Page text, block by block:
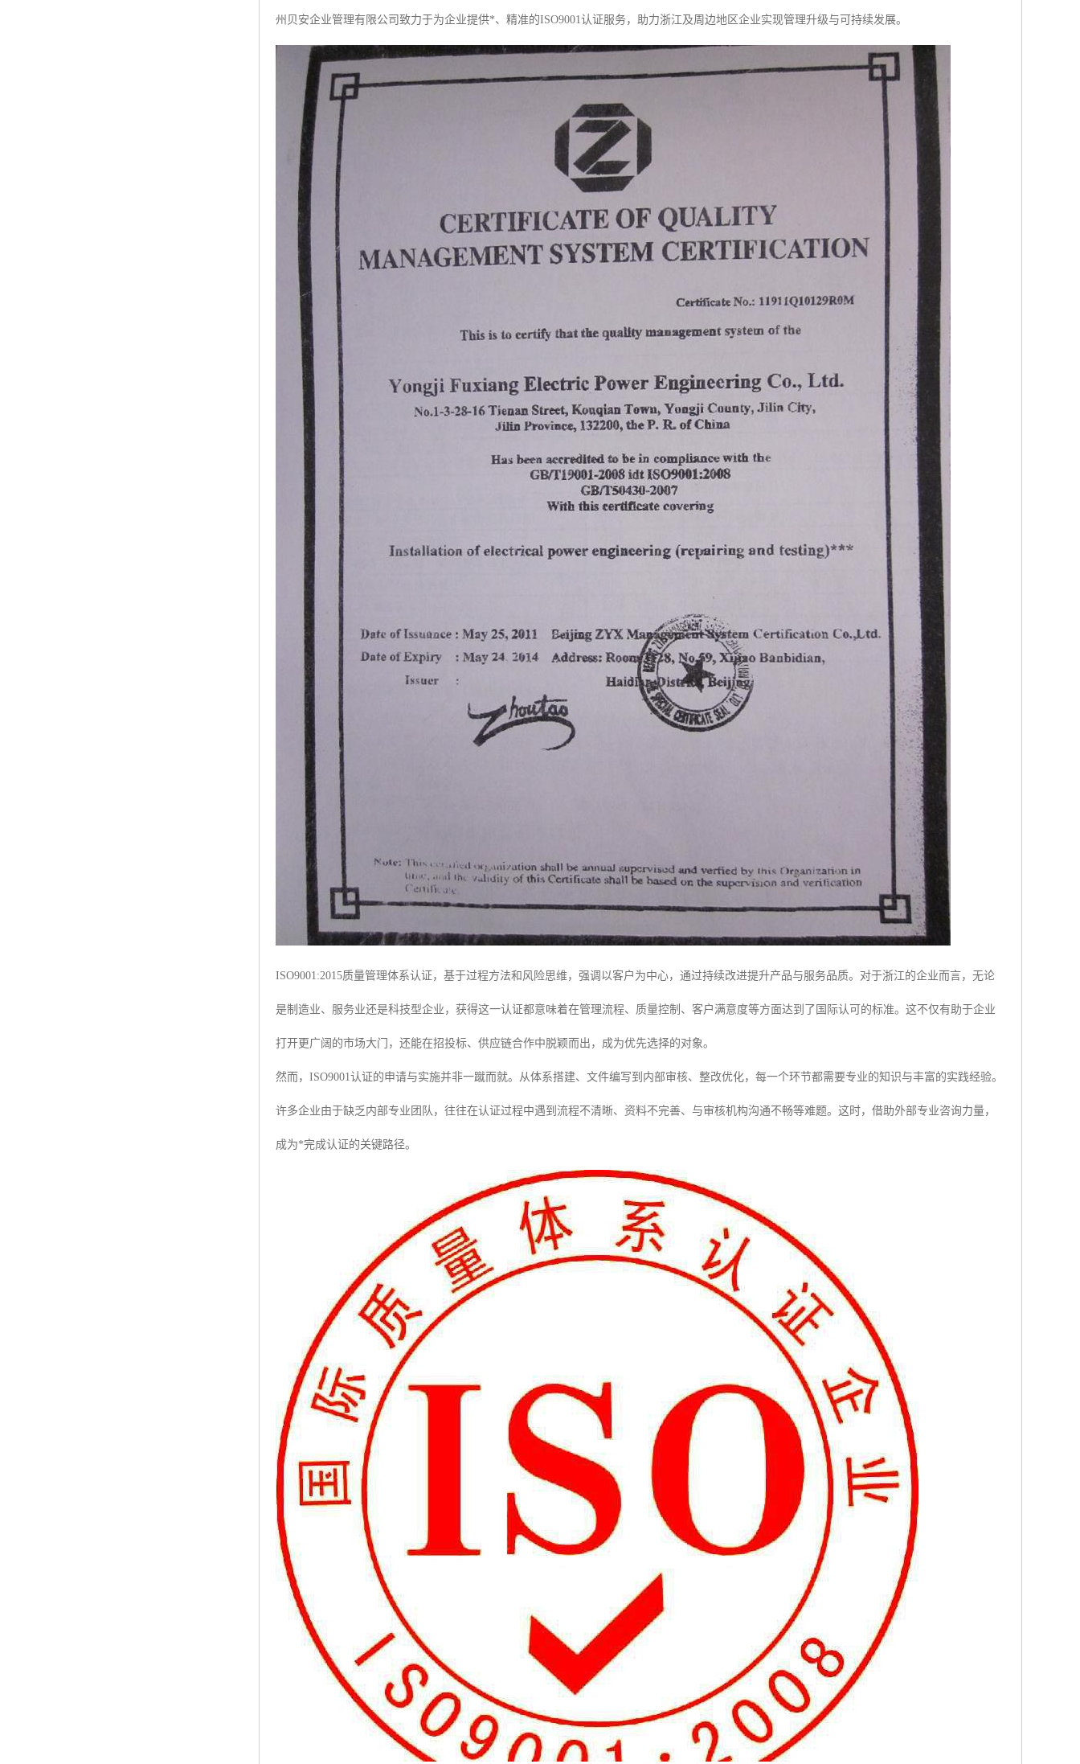
州贝安企业管理有限公司致力于为企业提供*、精准的ISO9001认证服务，助力浙江及周边地区企业实现管理升级与可持续发展。
ISO9001:2015质量管理体系认证，基于过程方法和风险思维，强调以客户为中心，通过持续改进提升产品与服务品质。对于浙江的企业而言，无论
是制造业、服务业还是科技型企业，获得这一认证都意味着在管理流程、质量控制、客户满意度等方面达到了国际认可的标准。这不仅有助于企业
打开更广阔的市场大门，还能在招投标、供应链合作中脱颖而出，成为优先选择的对象。
然而，ISO9001认证的申请与实施并非一蹴而就。从体系搭建、文件编写到内部审核、整改优化，每一个环节都需要专业的知识与丰富的实践经验。
许多企业由于缺乏内部专业团队，往往在认证过程中遇到流程不清晰、资料不完善、与审核机构沟通不畅等难题。这时，借助外部专业咨询力量，
成为*完成认证的关键路径。